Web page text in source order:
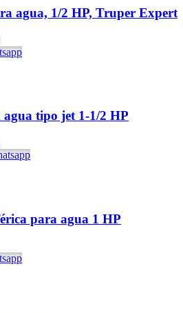
agua, 1/2 HP, Truper Expert
tipo jet 1-1/2 HP
para agua 1 HP